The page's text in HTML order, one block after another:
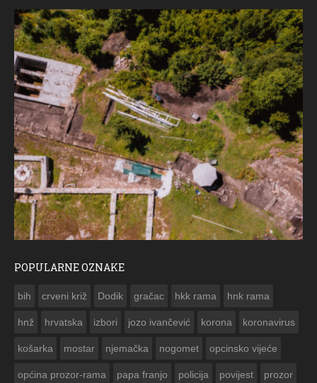
POPULARNE OZNAKE
bih crveni križ Dodik gračac hkk rama hnk rama
hnž hrvatska izbori jozo ivančević korona koronavirus
košarka mostar njemačka nogomet opcinsko vijeće
općina prozor-rama papa franjo policija povijest prozor